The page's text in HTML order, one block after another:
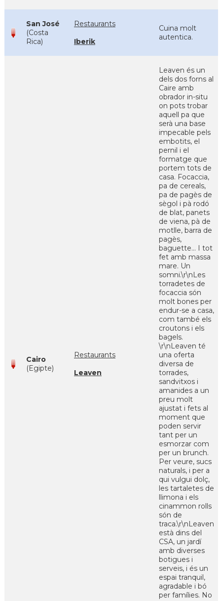
San José
(Costa
Rica)
Restaurants
Iberik
Cuina molt
autentica.
Cairo
(Egipte)
Restaurants
Leaven
Leaven és un
dels dos forns al
Caire amb
obrador in-situ
on pots trobar
aquell pa que
serà una base
impecable pels
embotits, el
pernil i el
formatge que
portem tots de
casa. Focaccia,
pa de cereals,
pa de pagès de
sègol i pà rodó
de blat, panets
de viena, pà de
motlle, barra de
pagès,
baguette... I tot
fet amb massa
mare. Un
somni.\r\nLes
torradetes de
focaccia són
molt bones per
endur-se a casa,
com també els
croutons i els
bagels.
\r\nLeaven té
una oferta
diversa de
torrades,
sandvitxos i
amanides a un
preu molt
ajustat i fets al
moment que
poden servir
tant per un
esmorzar com
per un brunch.
Per veure, sucs
naturals, i per a
qui vulgui dolç,
les tartaletes de
llimona i els
cinammon rolls
són de
traca.\r\nLeaven
està dins del
CSA, un jardí
amb diverses
botigues i
serveis, i és un
espai tranquil,
agradable i bó
per famílies. No